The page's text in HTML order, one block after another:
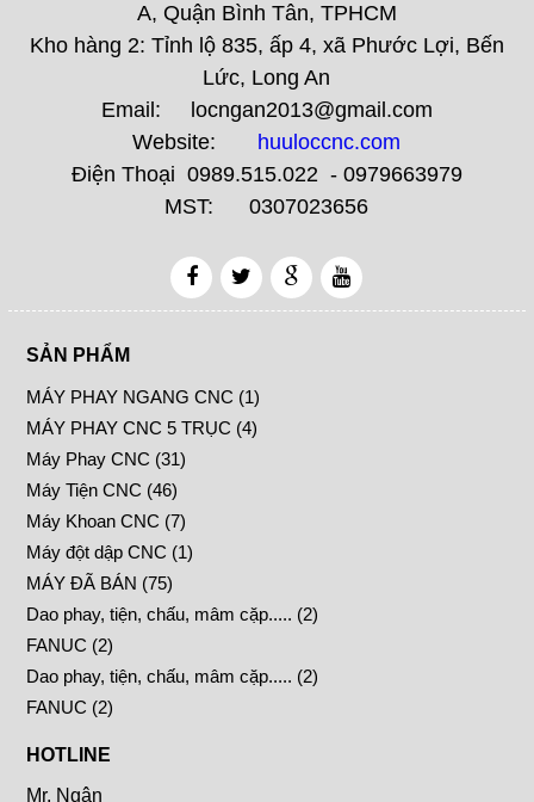
A, Quận Bình Tân, TPHCM
Kho hàng 2: Tỉnh lộ 835, ấp 4, xã Phước Lợi, Bến
Lức, Long An
Email: locngan2013@gmail.com
Website: huuloccnc.com
Điện Thoại 0989.515.022 - 0979663979
MST: 0307023656
SẢN PHẨM
MÁY PHAY NGANG CNC (1)
MÁY PHAY CNC 5 TRỤC (4)
Máy Phay CNC (31)
Máy Tiện CNC (46)
Máy Khoan CNC (7)
Máy đột dập CNC (1)
MÁY ĐÃ BÁN (75)
Dao phay, tiện, chấu, mâm cặp..... (2)
FANUC (2)
Dao phay, tiện, chấu, mâm cặp..... (2)
FANUC (2)
HOTLINE
Mr. Ngân